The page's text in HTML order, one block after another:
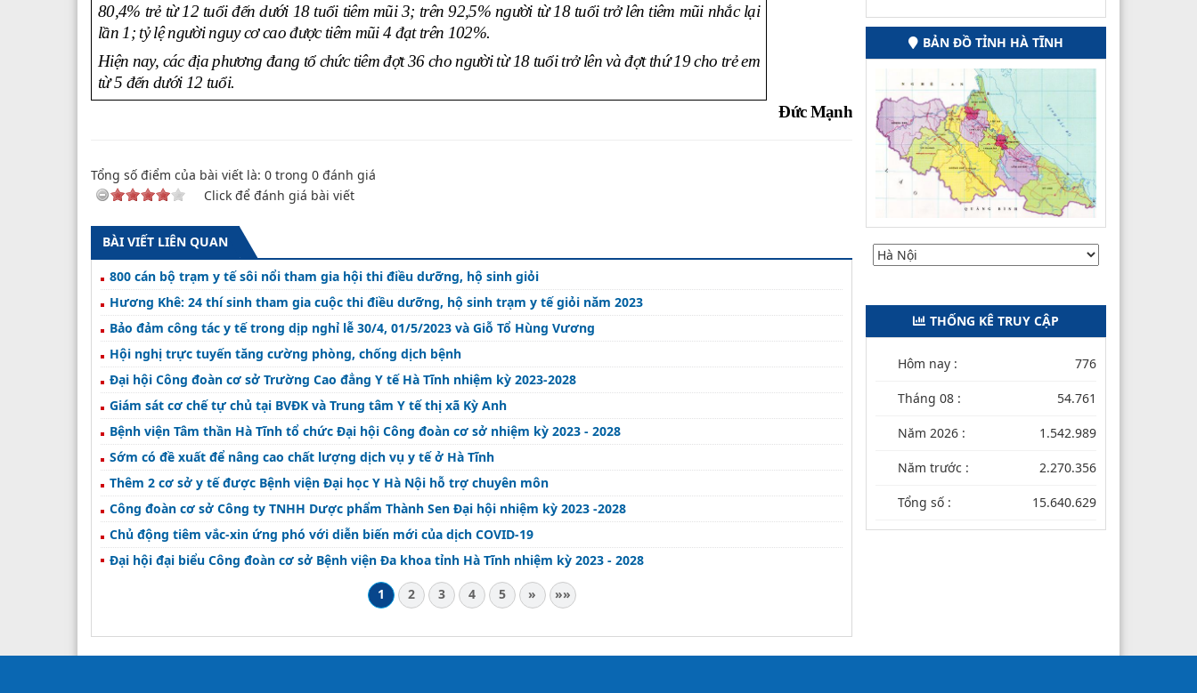
80,4% trẻ từ 12 tuổi đến dưới 18 tuổi tiêm mũi 3; trên 92,5% người từ 18 tuổi trở lên tiêm mũi nhắc lại
lần 1; tỷ lệ người nguy cơ cao được tiêm mũi 4 đạt trên 102%.
Hiện nay, các địa phương đang tổ chức tiêm đợt 36 cho người từ 18 tuổi trở lên và đợt thứ 19 cho trẻ em
từ 5 đến dưới 12 tuổi.
Đức Mạnh
Tổng số điểm của bài viết là: 0 trong 0 đánh giá
Click để đánh giá bài viết
BÀI VIẾT LIÊN QUAN
800 cán bộ trạm y tế sôi nổi tham gia hội thi điều dưỡng, hộ sinh giỏi
Hương Khê: 24 thí sinh tham gia cuộc thi điều dưỡng, hộ sinh trạm y tế giỏi năm 2023
Bảo đảm công tác y tế trong dịp nghỉ lễ 30/4, 01/5/2023 và Giỗ Tổ Hùng Vương
Hội nghị trực tuyến tăng cường phòng, chống dịch bệnh
Đại hội Công đoàn cơ sở Trường Cao đẳng Y tế Hà Tĩnh nhiệm kỳ 2023-2028
Giám sát cơ chế tự chủ tại BVĐK và Trung tâm Y tế thị xã Kỳ Anh
Bệnh viện Tâm thần Hà Tĩnh tổ chức Đại hội Công đoàn cơ sở nhiệm kỳ 2023 - 2028
Sớm có đề xuất để nâng cao chất lượng dịch vụ y tế ở Hà Tĩnh
Thêm 2 cơ sở y tế được Bệnh viện Đại học Y Hà Nội hỗ trợ chuyên môn
Công đoàn cơ sở Công ty TNHH Dược phẩm Thành Sen Đại hội nhiệm kỳ 2023 -2028
Chủ động tiêm vắc-xin ứng phó với diễn biến mới của dịch COVID-19
Đại hội đại biểu Công đoàn cơ sở Bệnh viện Đa khoa tỉnh Hà Tĩnh nhiệm kỳ 2023 - 2028
1
2 3 4 5 » »»
BẢN ĐỒ TỈNH HÀ TĨNH
THỐNG KÊ TRUY CẬP
Hôm nay : 776
Tháng 08 : 54.761
Năm 2026 : 1.542.989
Năm trước : 2.270.356
Tổng số : 15.640.629